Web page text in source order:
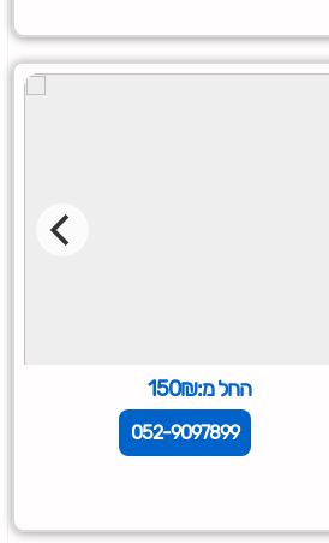
החל מ:150₪
052-9097899